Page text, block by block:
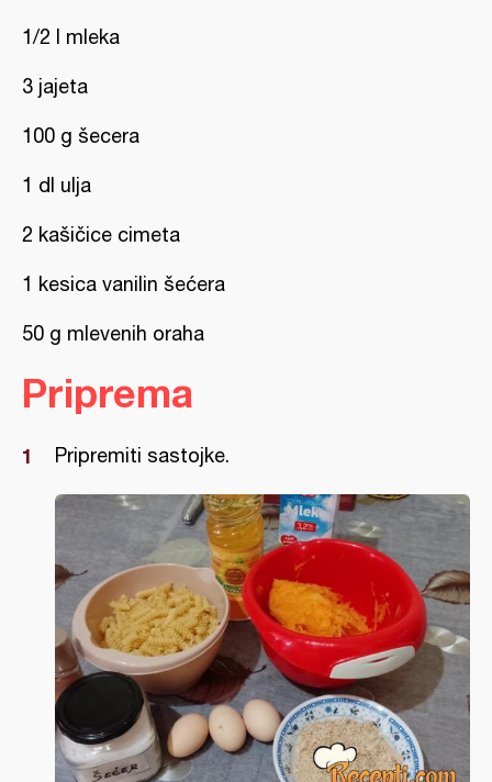
1/2 l mleka
3 jajeta
100 g šecera
1 dl ulja
2 kašičice cimeta
1 kesica vanilin šećera
50 g mlevenih oraha
Priprema
Pripremiti sastojke.